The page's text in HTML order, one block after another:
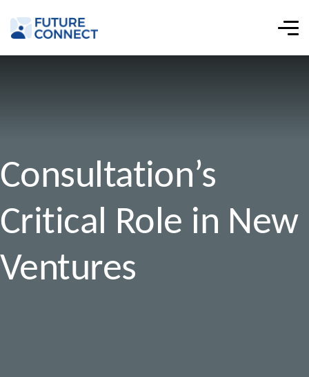
Consultation’s
Critical Role in New
Ventures